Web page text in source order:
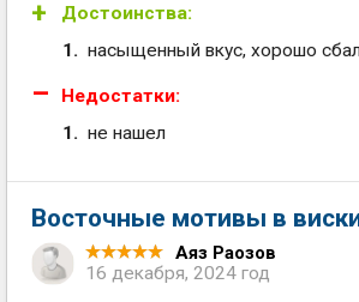
Достоинства:
насыщенный вкус, хорошо
Недостатки:
не нашел
Восточные мотивы в
Аяз Раозов
16 декабря, 2024 год